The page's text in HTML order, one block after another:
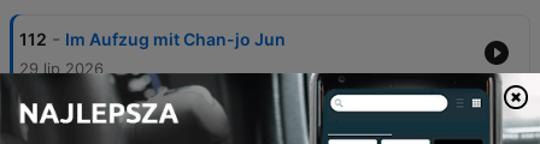
112 - Im Aufzug mit Chan-jo Jun
29 lip 2026
111 - Im Aufzug mit Angelina Boerger